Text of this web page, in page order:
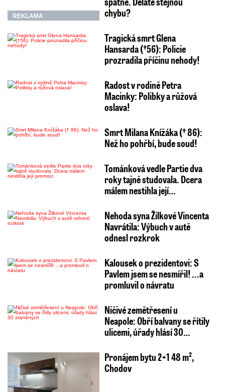
REKLAMA
chybu?
Tragická smrt Glena
Hansarda (†56): Policie
prozradila příčinu nehody!
Radost v rodině Petra
Macinky: Polibky a růžová
oslava!
Smrt Milana Knížáka († 86):
Než ho pohřbí, bude soud!
Tománková vedle Partie dva
roky tajně studovala. Dcera
málem nestihla její…
Nehoda syna Žilkové Vincenta
Navrátila: Výbuch v autě
odnesl rozkrok
Kalousek o prezidentovi: S
Pavlem jsem se nesmířil! ...a
promluvil o návratu
Ničivé zemětřesení u
Neapole: Obří balvany se řítily
ulicemi, úřady hlásí 30…
Pronájem bytu 2+1 48 m²,
Chodov